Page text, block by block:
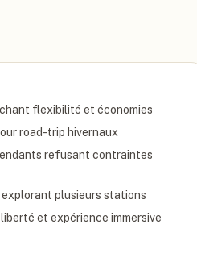
flexibilité et économies
road-trip hivernaux
refusant contraintes
explorant plusieurs stations
et expérience immersive